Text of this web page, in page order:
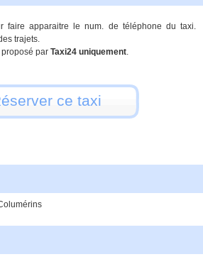
faire apparaitre le num. de téléphone du taxi.
trajets.
par Taxi24 uniquement.
ce taxi